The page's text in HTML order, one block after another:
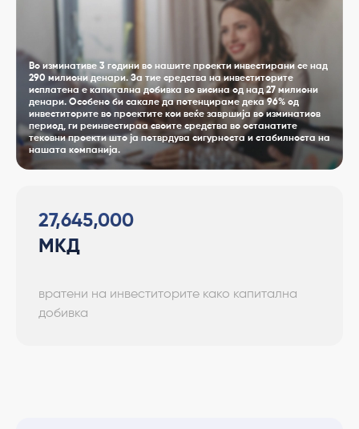
Во изминативе 3 години во нашите проекти инвестирани се над
290 милиони денари. За тие средства на инвеститорите
исплатена е капитална добивка во висина од над 27 милиони
денари. Особено би сакале да потенцираме дека 96% од
инвеститорите во проектите кои веќе завршија во изминатиов
период, ги реинвестираа своите средства во останатите
тековни проекти што ја потврдува сигурноста и стабилноста на
нашата компанија.
27,645,000
МКД
вратени на инвеститорите како капитална
добивка